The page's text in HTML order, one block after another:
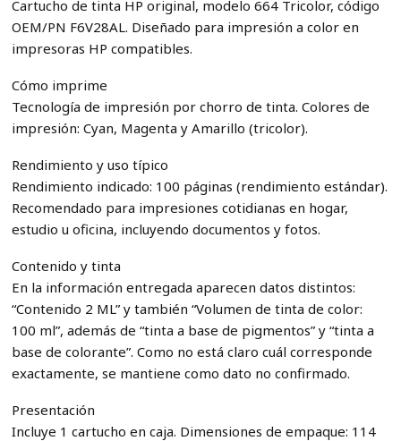
Cartucho de tinta HP original, modelo 664 Tricolor, código
OEM/PN F6V28AL. Diseñado para impresión a color en
impresoras HP compatibles.
Cómo imprime
Tecnología de impresión por chorro de tinta. Colores de
impresión: Cyan, Magenta y Amarillo (tricolor).
Rendimiento y uso típico
Rendimiento indicado: 100 páginas (rendimiento estándar).
Recomendado para impresiones cotidianas en hogar,
estudio u oficina, incluyendo documentos y fotos.
Contenido y tinta
En la información entregada aparecen datos distintos:
“Contenido 2 ML” y también “Volumen de tinta de color:
100 ml”, además de “tinta a base de pigmentos” y “tinta a
base de colorante”. Como no está claro cuál corresponde
exactamente, se mantiene como dato no confirmado.
Presentación
Incluye 1 cartucho en caja. Dimensiones de empaque: 114